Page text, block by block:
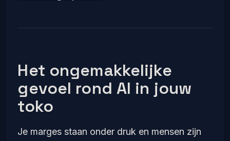
Het ongemakkelijke
gevoel rond AI in jouw
toko
Je marges staan onder druk en mensen zijn